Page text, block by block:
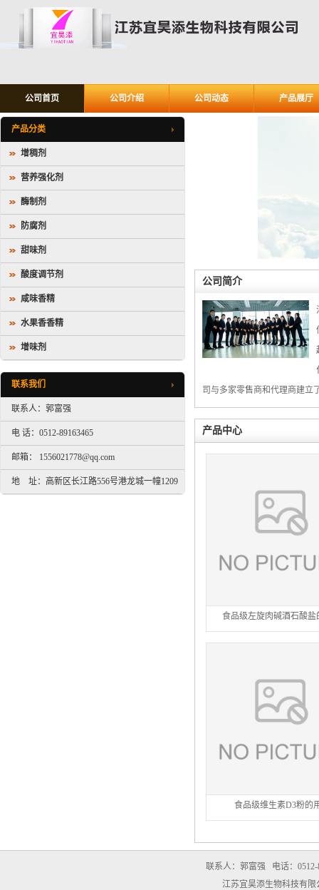
公司首页 公司介绍 公司动态 产品展厅
产品分类
增稠剂
营养强化剂
酶制剂
防腐剂
甜味剂
酸度调节剂
咸味香精
水果香香精
增味剂
联系我们
联系人：郭富强
电 话：0512-89163465
邮箱： 1556021778@qq.com
地 址：高新区长江路556号港龙城一幢1209
公司简介
司与多家零售商和代理商建立
产品中心
食品级左旋肉碱酒石酸盐
食品级维生素D3粉的
联系人：郭富强 电话：0512-
江苏宜昊添生物科技有限